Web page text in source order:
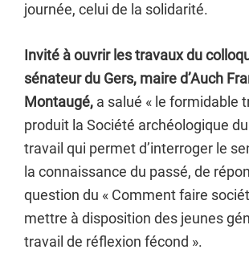
journée, celui de la solidarité.
Invité à ouvrir les travaux du
sénateur du Gers, maire d’Auch
Montaugé, a salué « le formidable
produit la Société archéologique du
travail qui permet d’interroger le
la connaissance du passé, de
question du « Comment faire
mettre à disposition des jeunes
travail de réflexion fécond ».